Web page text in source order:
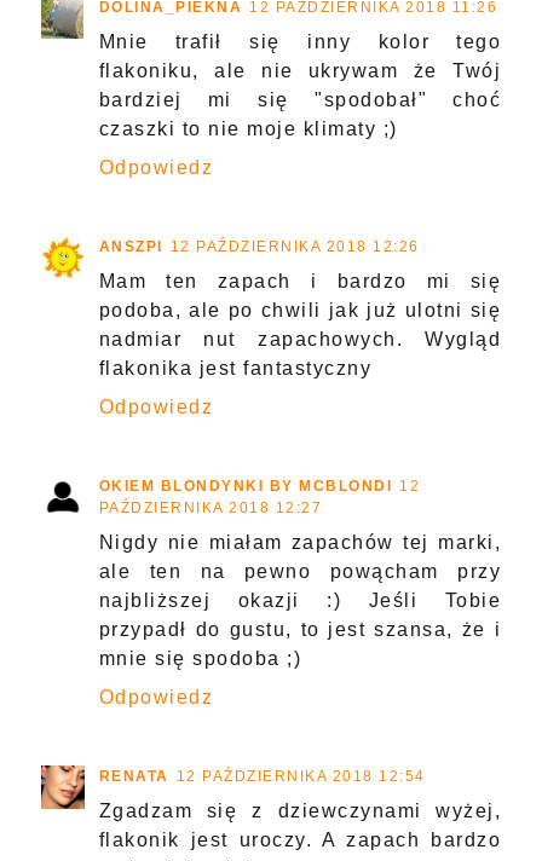
DOLINA_PIEKNA 12 PAŹDZIERNIKA 2018 11:26
Mnie trafił się inny kolor tego
flakoniku, ale nie ukrywam że Twój
bardziej mi się "spodobał" choć
czaszki to nie moje klimaty ;)
Odpowiedz
ANSZPI 12 PAŹDZIERNIKA 2018 12:26
Mam ten zapach i bardzo mi się
podoba, ale po chwili jak już ulotni się
nadmiar nut zapachowych. Wygląd
flakonika jest fantastyczny
Odpowiedz
OKIEM BLONDYNKI BY MCBLONDI 12
PAŹDZIERNIKA 2018 12:27
Nigdy nie miałam zapachów tej marki,
ale ten na pewno powącham przy
najbliższej okazji :) Jeśli Tobie
przypadł do gustu, to jest szansa, że i
mnie się spodoba ;)
Odpowiedz
RENATA 12 PAŹDZIERNIKA 2018 12:54
Zgadzam się z dziewczynami wyżej,
flakonik jest uroczy. A zapach bardzo